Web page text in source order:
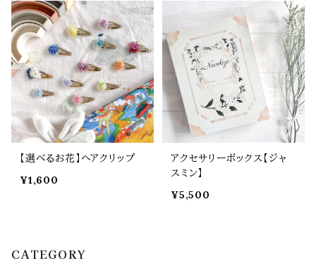
【選べるお花】ヘアクリップ
¥1,600
アクセサリーボックス【ジャ
スミン】
¥5,500
CATEGORY